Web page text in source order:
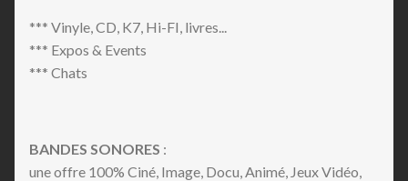
*** Vinyle, CD, K7, Hi-FI, livres...
*** Expos & Events
*** Chats
BANDES SONORES :
une offre 100% Ciné, Image, Docu, Animé, Jeux Vidéo,